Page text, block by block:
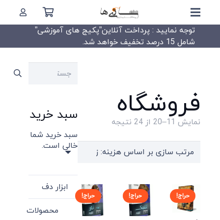
توجه نمایید : پرداخت آنلاین”پکیج های آموزشی”
شامل 15 درصد تخفیف خواهد شد.
فروشگاه
نمایش 11–20 از 24 نتیجه
price:
low
حراج! حراج! حراج!
جستجو
سبد خرید
سبد خرید شما
خالی است.
ابزار دف
محصولات